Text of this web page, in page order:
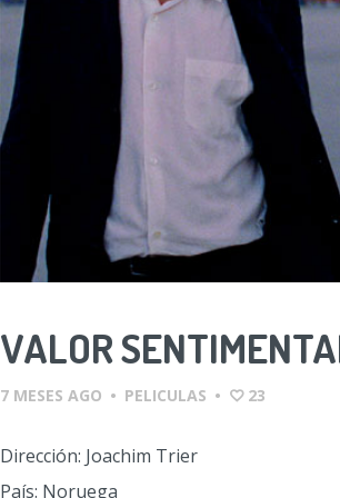
VALOR
7 MESES AGO • PELICULAS • 23
Dirección: Joachim Trier
País: Noruega